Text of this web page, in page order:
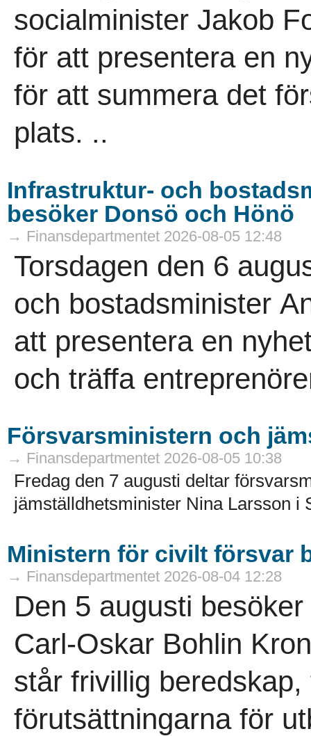
socialminister Jakob
för att presentera en
för att summera det
plats. ..
Infrastruktur- och
besöker Donsö och Hönö
→ Finansdepartmentet 2026-08-05 12:48
Torsdagen den 6
och bostadsminister
att presentera en
och träffa
Försvarsministern och
→ Finansdepartmentet 2026-08-05 10:38
Fredag den 7 augusti deltar
jämställdhetsminister Nina Larsson i
Ministern för civilt försvar
→ Finansdepartmentet 2026-08-04 12:28
Den 5 augusti
Carl-Oskar Bohlin
står frivillig
förutsättningarna för